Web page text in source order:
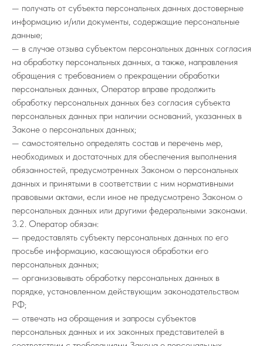
— получать от субъекта персональных данных достоверные
информацию и/или документы, содержащие персональные
данные;
— в случае отзыва субъектом персональных данных согласия
на обработку персональных данных, а также, направления
обращения с требованием о прекращении обработки
персональных данных, Оператор вправе продолжить
обработку персональных данных без согласия субъекта
персональных данных при наличии оснований, указанных в
Законе о персональных данных;
— самостоятельно определять состав и перечень мер,
необходимых и достаточных для обеспечения выполнения
обязанностей, предусмотренных Законом о персональных
данных и принятыми в соответствии с ним нормативными
правовыми актами, если иное не предусмотрено Законом о
персональных данных или другими федеральными законами.
3.2. Оператор обязан:
— предоставлять субъекту персональных данных по его
просьбе информацию, касающуюся обработки его
персональных данных;
— организовывать обработку персональных данных в
порядке, установленном действующим законодательством
РФ;
— отвечать на обращения и запросы субъектов
персональных данных и их законных представителей в